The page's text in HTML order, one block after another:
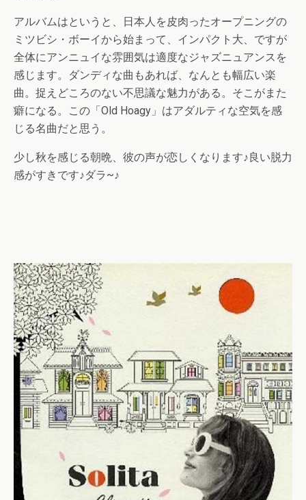
アルバムはというと、日本人を皮肉ったオープニングの
ミツビシ・ボーイから始まって、インパクト大、ですが
全体にアンニュイな雰囲気は適度なジャズニュアンスを
感じます。ダンディな曲もあれば、なんとも幅広い楽
曲。捉えどころのない不思議な魅力がある。そこがまた
癖になる。この「Old Hoagy」はアダルティな空気を感
じる名曲だと思う。
少し秋を感じる朝晩、彼の声が恋しくなります♪良い脱力
感がすきです♪ダラ~♪